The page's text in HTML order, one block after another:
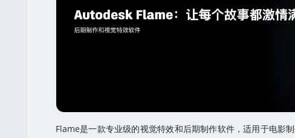
Flame是一款专业级的视觉特效和后期制作软件，适用于电影